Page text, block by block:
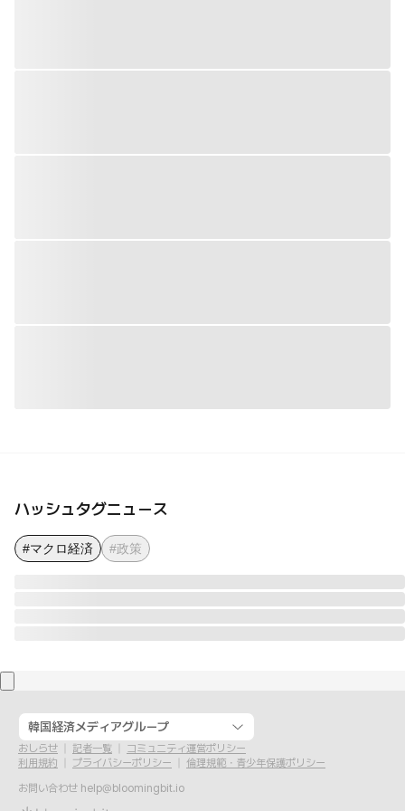
ハッシュタグニュース
#マクロ経済 #政策
韓国経済メディアグループ
おしらせ 記者一覧
コミュニティ運営ポリシー
利用規約
プライバシーポリシー
倫理規範・青少年保護ポリシー
お問い合わせ help@bloomingbit.io